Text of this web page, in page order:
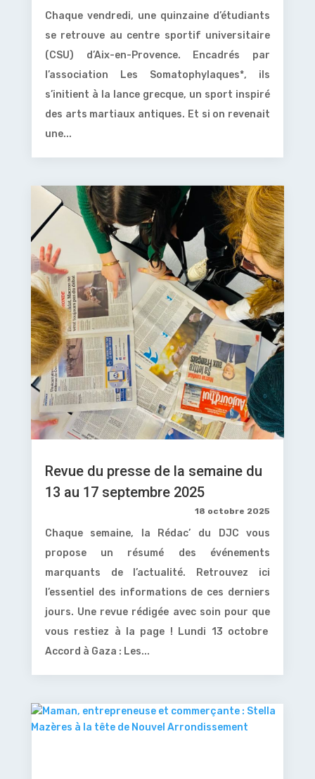
Chaque vendredi, une quinzaine d’étudiants
se retrouve au centre sportif universitaire
(CSU) d’Aix-en-Provence. Encadrés par
l’association Les Somatophylaques*, ils
s’initient à la lance grecque, un sport inspiré
des arts martiaux antiques. Et si on revenait
une...
Revue du presse de la semaine du
13 au 17 septembre 2025
18 octobre 2025
Chaque semaine, la Rédac’ du DJC vous
propose un résumé des événements
marquants de l’actualité. Retrouvez ici
l’essentiel des informations de ces derniers
jours. Une revue rédigée avec soin pour que
vous restiez à la page ! Lundi 13 octobre
Accord à Gaza : Les...